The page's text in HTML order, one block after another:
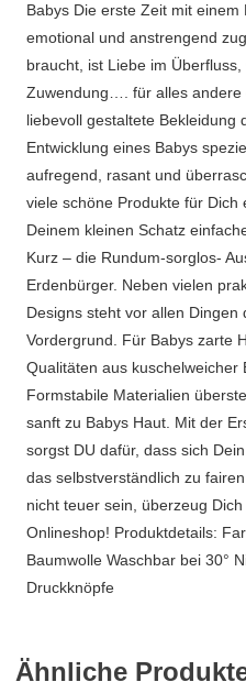
Babys Die erste Zeit mit
emotional und anstrengend
braucht, ist Liebe im
Zuwendung…. für alles andere
liebevoll gestaltete Bekleidung
Entwicklung eines Babys
aufregend, rasant und
viele schöne Produkte für
Deinem kleinen Schatz
Kurz – die Rundum-sorglos-
Erdenbürger. Neben vielen
Designs steht vor allen Dingen
Vordergrund. Für Babys zarte
Qualitäten aus kuschelweicher
Formstabile Materialien
sanft zu Babys Haut. Mit der
sorgst DU dafür, dass sich
das selbstverständlich zu
nicht teuer sein, überzeug
Onlineshop! Produktdetails:
Baumwolle Waschbar bei 30°
Druckknöpfe
Ähnliche